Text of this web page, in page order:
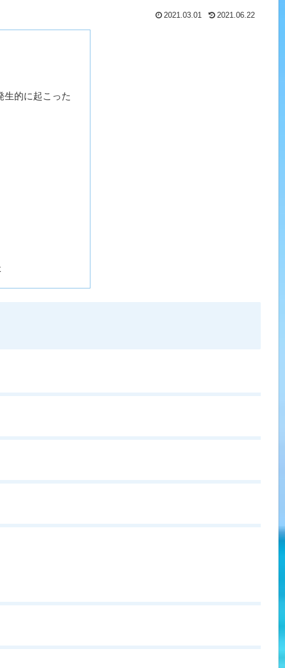
2021.03.01 2021.06.22
的に起こった